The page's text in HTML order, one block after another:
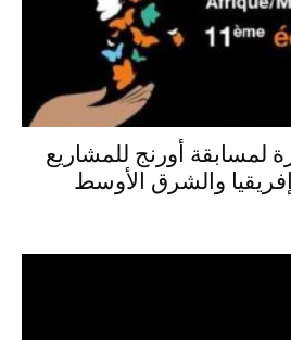
لمسابقة أورنج للمشاريع
إفريقيا والشرق الأوسط